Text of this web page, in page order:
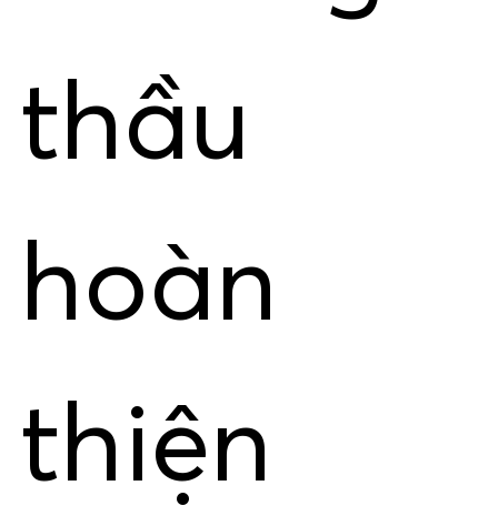
thầu
hoàn
thiện